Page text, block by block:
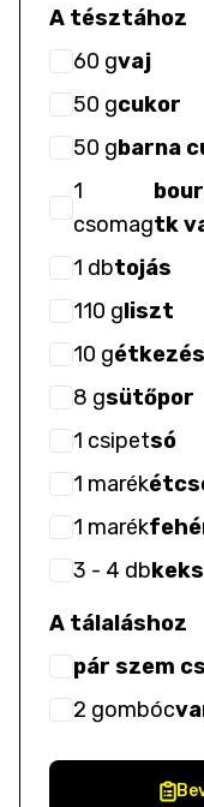
A tésztához
60 gvaj
50 gcukor
50 gbarna
1
csomagtk
1 dbtojás
110 gliszt
10 g
8 gsütőpor
1 csipetsó
1 marék
1 marék
3 - 4 db
A tálaláshoz
pár szem
2 gombóc